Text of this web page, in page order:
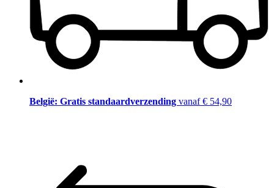
België: Gratis standaardverzending vanaf € 54,90